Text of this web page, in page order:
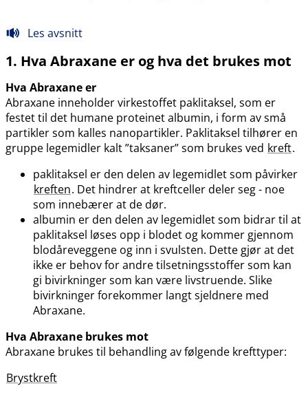
Les avsnitt
1. Hva Abraxane er og hva det brukes mot
Hva Abraxane er
Abraxane inneholder virkestoffet paklitaksel, som er
festet til det humane proteinet albumin, i form av små
partikler som kalles nanopartikler. Paklitaksel tilhører en
gruppe legemidler kalt ”taksaner” som brukes ved kreft.
paklitaksel er den delen av legemidlet som påvirker
kreften. Det hindrer at kreftceller deler seg - noe
som innebærer at de dør.
albumin er den delen av legemidlet som bidrar til at
paklitaksel løses opp i blodet og kommer gjennom
blodåreveggene og inn i svulsten. Dette gjør at det
ikke er behov for andre tilsetningsstoffer som kan
gi bivirkninger som kan være livstruende. Slike
bivirkninger forekommer langt sjeldnere med
Abraxane.
Hva Abraxane brukes mot
Abraxane brukes til behandling av følgende krefttyper:
Brystkreft